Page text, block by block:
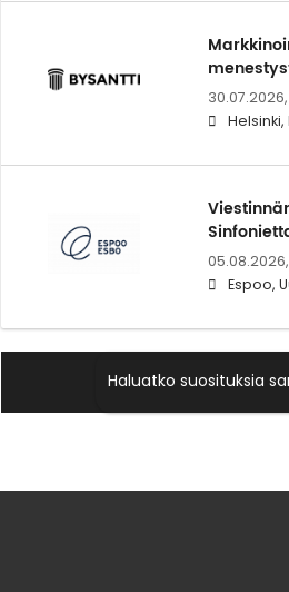
30.07.2026,
05.08.2026,
Espoo,
Haluatko suosituksia